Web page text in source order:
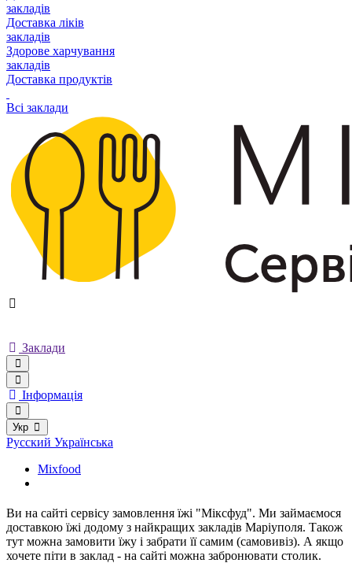
закладів
Доставка ліків
закладів
Здорове харчування
закладів
Доставка продуктів
Всі заклади
Заклади
Інформація
Укр
Русский Українська
Mixfood
Ви на сайті сервісу замовлення їжі "Міксфуд". Ми займаємося
доставкою їжі додому з найкращих закладів Маріуполя. Також
тут можна замовити їжу і забрати її самим (самовивіз). А якщо
хочете піти в заклад - на сайті можна забронювати столик.